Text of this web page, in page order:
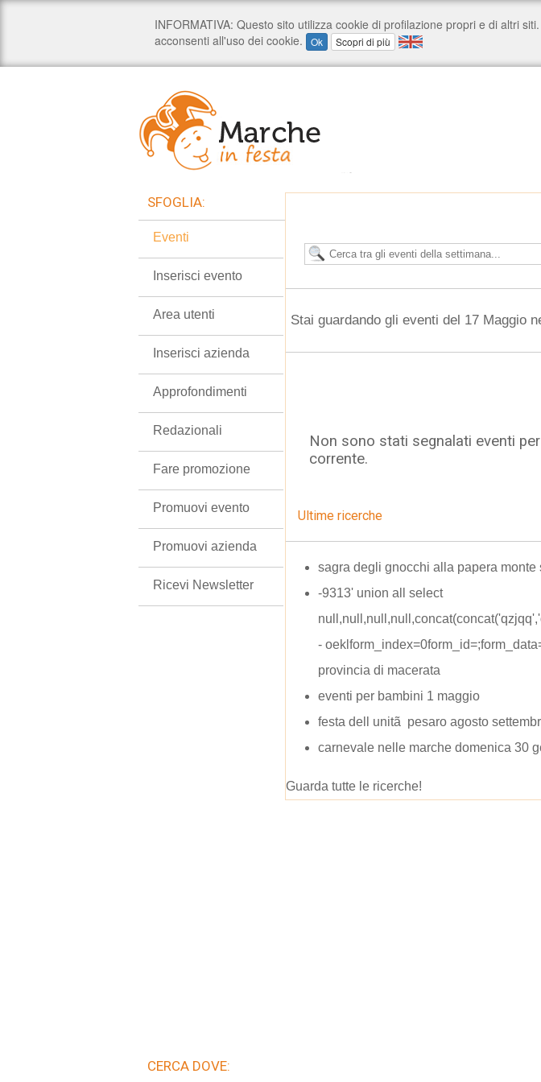
Stai guardando gli eventi del 17 Maggio
Non sono stati segnalati eventi
corrente.
Ultime ricerche
sagra degli gnocchi alla papera monte
-9313' union all select
-
provincia di macerata
eventi per bambini 1 maggio
festa dell unitã pesaro agosto
carnevale nelle marche domenica 30
Guarda tutte le ricerche!
SFOGLIA:
Eventi
Inserisci evento
Area utenti
Inserisci azienda
Approfondimenti
Redazionali
Fare promozione
Promuovi evento
Promuovi azienda
Ricevi Newsletter
CERCA DOVE: